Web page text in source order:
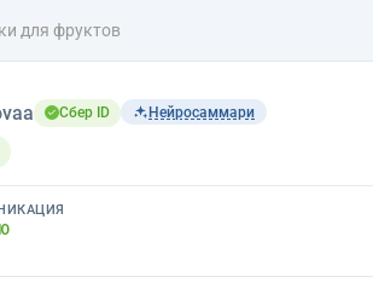
для фруктов
Сбер ID Нейросаммари